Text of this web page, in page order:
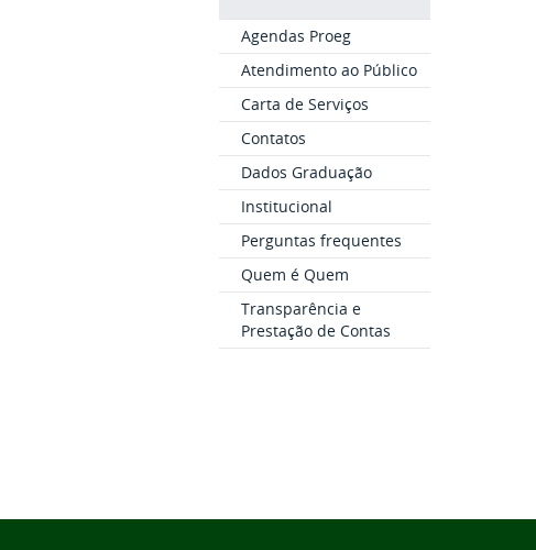
Agendas Proeg
Atendimento ao Público
Carta de Serviços
Contatos
Dados Graduação
Institucional
Perguntas frequentes
Quem é Quem
Transparência e
Prestação de Contas